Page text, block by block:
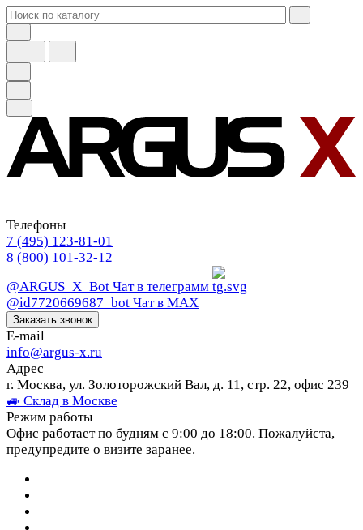
Телефоны
7 (495) 123-81-01
8 (800) 101-32-12
@ARGUS_X_Bot Чат в телеграмм
@id7720669687_bot Чат в МАХ
Заказать звонок
E-mail
info@argus-x.ru
Адрес
г. Москва, ул. Золоторожский Вал, д. 11, стр. 22, офис 239
🚙 Склад в Москве
Режим работы
Офис работает по будням с 9:00 до 18:00. Пожалуйста,
предупредите о визите заранее.